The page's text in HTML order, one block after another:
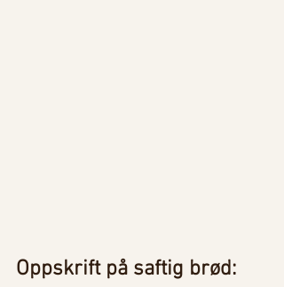
Oppskrift på saftig brød: